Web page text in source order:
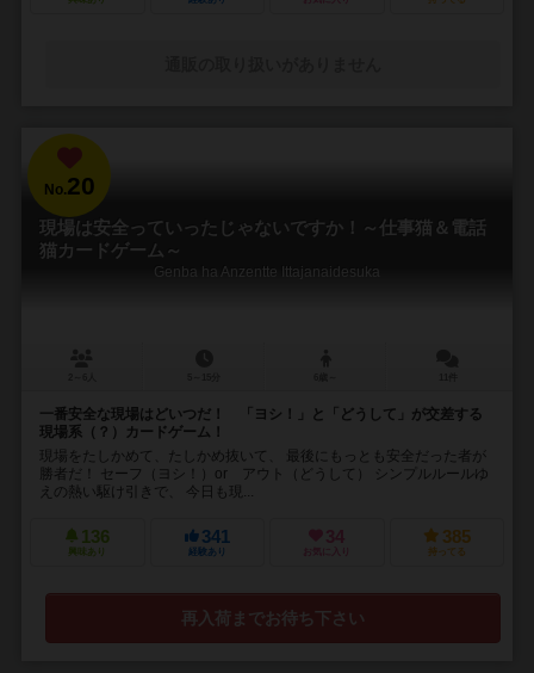
No.20
現場は安全っていったじゃないですか！～仕事猫＆電話
猫カードゲーム～
Genba ha Anzentte Ittajanaidesuka
一番安全な現場はどいつだ！ 「ヨシ！」と「どうして」が交差する
現場系（？）カードゲーム！
現場をたしかめて、たしかめ抜いて、 最後にもっとも安全だった者が
勝者だ！ セーフ（ヨシ！）or アウト（どうして） シンプルルールゆ
えの熱い駆け引きで、 今日も現...
136
興味あり
341
経験あり
34
お気に入り
385
持ってる
再入荷までお待ち下さい